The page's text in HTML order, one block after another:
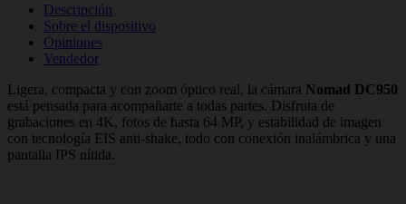
Descripción
Sobre el dispositivo
Opiniones
Vendedor
Ligera, compacta y con zoom óptico real, la cámara Nomad DC950
está pensada para acompañarte a todas partes. Disfruta de
grabaciones en 4K, fotos de hasta 64 MP, y estabilidad de imagen
con tecnología EIS anti-shake, todo con conexión inalámbrica y una
pantalla IPS nítida.